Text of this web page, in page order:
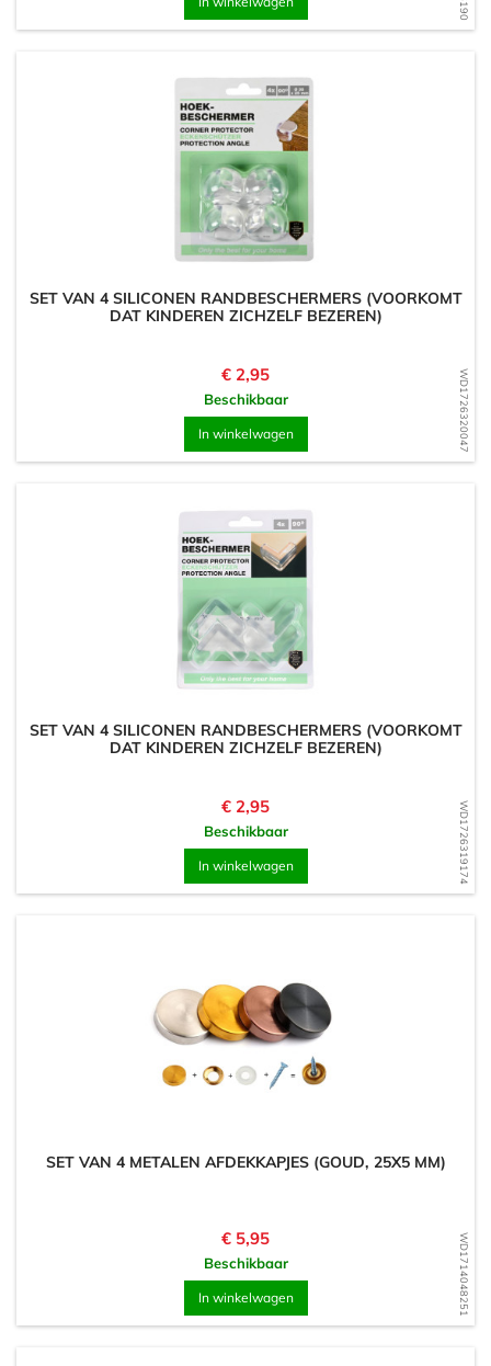
WD1726320047
SET VAN 4 SILICONEN RANDBESCHERMERS (VOORKOMT
DAT KINDEREN ZICHZELF BEZEREN)
Prijs
€ 2,95
Beschikbaar
In winkelwagen
WD1726319174
SET VAN 4 SILICONEN RANDBESCHERMERS (VOORKOMT
DAT KINDEREN ZICHZELF BEZEREN)
Prijs
€ 2,95
Beschikbaar
In winkelwagen
WD1714048251
SET VAN 4 METALEN AFDEKKAPJES (GOUD, 25X5 MM)
Prijs
€ 5,95
Beschikbaar
In winkelwagen